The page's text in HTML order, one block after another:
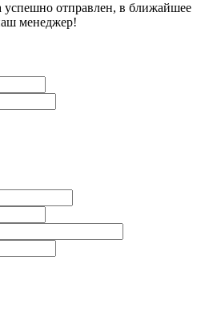
успешно отправлен, в ближайшее
менеджер!